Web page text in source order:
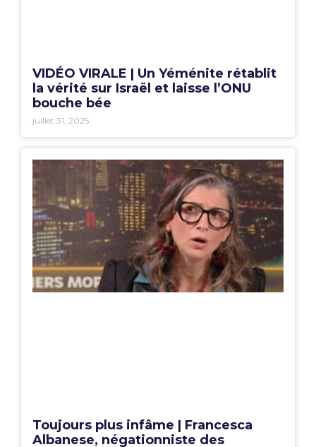
VIDÉO VIRALE | Un Yéménite rétablit
la vérité sur Israël et laisse l’ONU
bouche bée
juillet 31, 2025
Toujours plus infâme | Francesca
Albanese, négationniste des